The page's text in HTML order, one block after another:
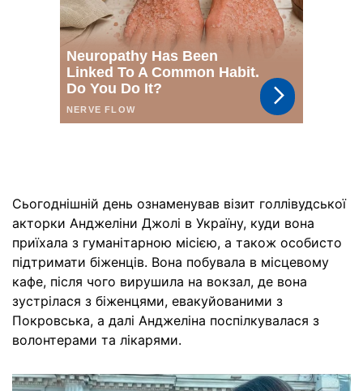
Сьогоднішній день ознаменував візит голлівудської
акторки Анджеліни Джолі в Україну, куди вона
приїхала з гуманітарною місією, а також особисто
підтримати біженців. Вона побувала в місцевому
кафе, після чого вирушила на вокзал, де вона
зустрілася з біженцями, евакуйованими з
Покровська, а далі Анджеліна поспілкувалася з
волонтерами та лікарями.